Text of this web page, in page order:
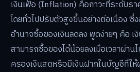
เงินเฟ้อ (Inflation) คือภาวะที่ระดับร
โดยทั่วไปปรับตัวสูงขึ้นอย่างต่อเนื่อง ซึ่
อำนาจซื้อของเงินลดลง พูดง่ายๆ คือ เ
สามารถซื้อของได้น้อยลงเมื่อเวลาผ่าน
ครองเงินสดหรือมีเงินฝากในบัญชีที่ใ